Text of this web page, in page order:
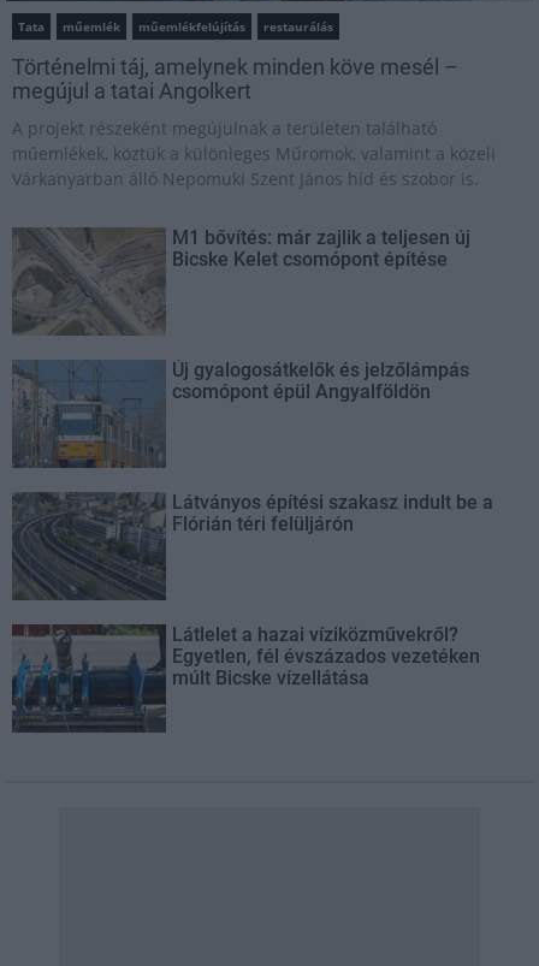
Tata műemlék műemlékfelújítás restaurálás
Történelmi táj, amelynek minden köve mesél –
megújul a tatai Angolkert
A projekt részeként megújulnak a területen található
műemlékek, köztük a különleges Műromok, valamint a közeli
Várkanyarban álló Nepomuki Szent János híd és szobor is.
M1 bővítés: már zajlik a teljesen új
Bicske Kelet csomópont építése
Új gyalogosátkelők és jelzőlámpás
csomópont épül Angyalföldön
Látványos építési szakasz indult be a
Flórián téri felüljárón
Látlelet a hazai víziközművekről?
Egyetlen, fél évszázados vezetéken
múlt Bicske vízellátása